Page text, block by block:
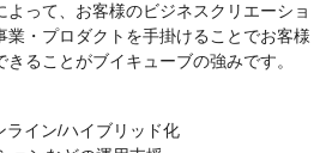
よって、お客様のビジネスクリエーショ
業・プロダクトを手掛けることでお客様
ることがブイキューブの強みです。
ライン/ハイブリッド化